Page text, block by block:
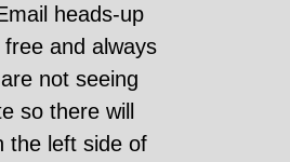
heads-up
and always
not seeing
so there will
the left side of